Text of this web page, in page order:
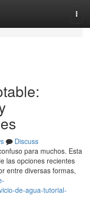
Discuss
para muchos. Esta
las opciones recientes
entre diversas formas,
de-agua-tutorial-